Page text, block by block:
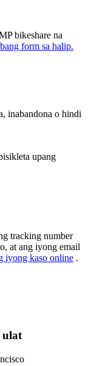
bikeshare na
form sa halip.
inabandona o hindi
upang
tracking number
at ang iyong email
iyong kaso online .
ulat